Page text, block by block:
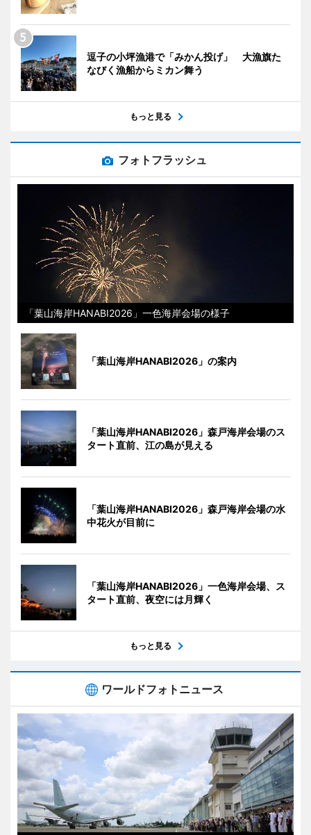
逗子の小坪漁港で「みかん投げ」 大漁旗た
なびく漁船からミカン舞う
もっと見る
フォトフラッシュ
「葉山海岸HANABI2026」一色海岸会場の様子
「葉山海岸HANABI2026」の案内
「葉山海岸HANABI2026」森戸海岸会場のス
タート直前、江の島が見える
「葉山海岸HANABI2026」森戸海岸会場の水
中花火が目前に
「葉山海岸HANABI2026」一色海岸会場、ス
タート直前、夜空には月輝く
もっと見る
ワールドフォトニュース